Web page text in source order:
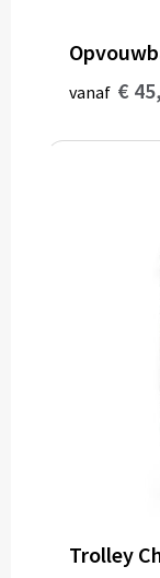
vanaf €
Trolley